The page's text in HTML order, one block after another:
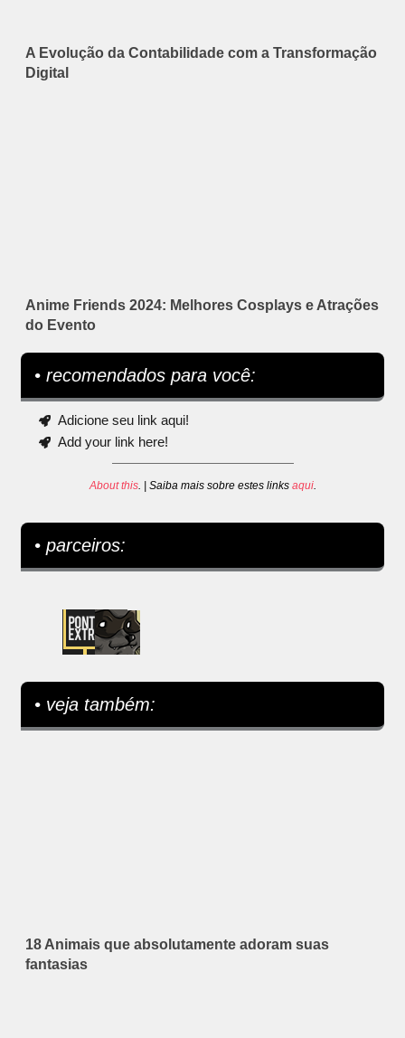
A Evolução da Contabilidade com a Transformação
Digital
Anime Friends 2024: Melhores Cosplays e Atrações
do Evento
• recomendados para você:
Adicione seu link aqui!
Add your link here!
About this. | Saiba mais sobre estes links aqui.
• parceiros:
• veja também:
18 Animais que absolutamente adoram suas
fantasias